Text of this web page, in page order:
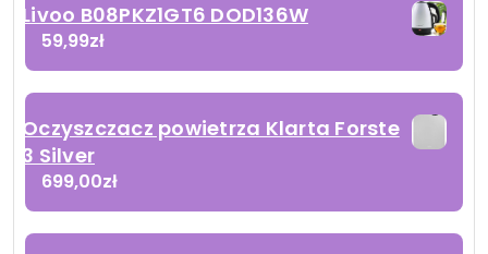
Livoo B08PKZ1GT6 DOD136W
59,99zł
Oczyszczacz powietrza Klarta Forste
3 Silver
699,00zł